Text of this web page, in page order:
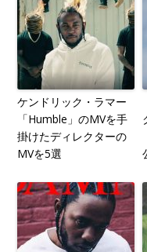
ケンドリック・ラマー
「Humble」のMVを手
掛けたディレクターの
MVを5選